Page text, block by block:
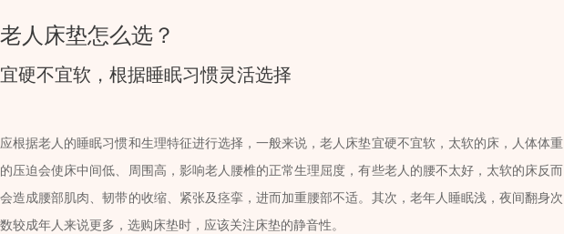
老人床垫怎么选？
宜硬不宜软，根据睡眠习惯灵活选择
应根据老人的睡眠习惯和生理特征进行选择，一般来说，老人床垫宜硬不宜软，太软的床，人体体重
的压迫会使床中间低、周围高，影响老人腰椎的正常生理屈度，有些老人的腰不太好，太软的床反而
会造成腰部肌肉、韧带的收缩、紧张及痉挛，进而加重腰部不适。其次，老年人睡眠浅，夜间翻身次
数较成年人来说更多，选购床垫时，应该关注床垫的静音性。